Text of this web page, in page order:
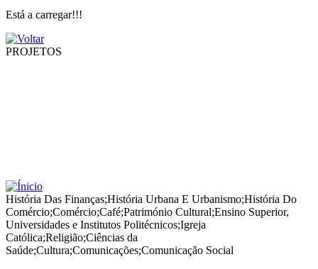
Está a carregar!!!
PROJETOS
História Das Finanças;História Urbana E Urbanismo;História Do
Comércio;Comércio;Café;Património Cultural;Ensino Superior,
Universidades e Institutos Politécnicos;Igreja
Católica;Religião;Ciências da
Saúde;Cultura;Comunicações;Comunicação Social